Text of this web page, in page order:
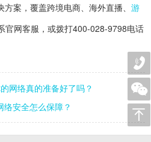
案，覆盖跨境电商、海外直播、 游
官网客服，或拨打400-028-9798电话
网络真的准备好了吗？
安全怎么保障？